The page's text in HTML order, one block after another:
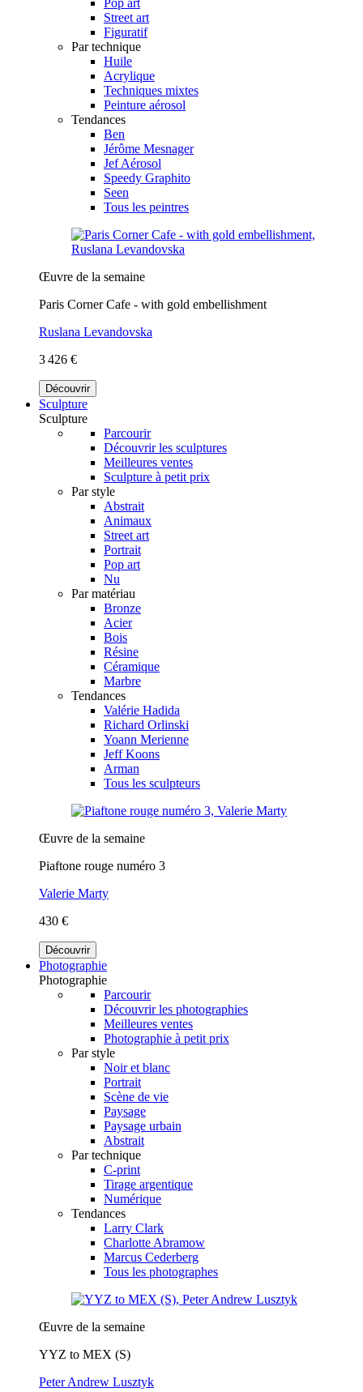
Street art
Figuratif
Par technique
Huile
Acrylique
Techniques mixtes
Peinture aérosol
Tendances
Ben
Jérôme Mesnager
Jef Aérosol
Speedy Graphito
Seen
Tous les peintres
Œuvre de la semaine
Paris Corner Cafe - with gold embellishment
Ruslana Levandovska
3 426 €
Découvrir
Sculpture
Sculpture
Parcourir
Découvrir les sculptures
Meilleures ventes
Sculpture à petit prix
Par style
Abstrait
Animaux
Street art
Portrait
Pop art
Nu
Par matériau
Bronze
Acier
Bois
Résine
Céramique
Marbre
Tendances
Valérie Hadida
Richard Orlinski
Yoann Merienne
Jeff Koons
Arman
Tous les sculpteurs
Œuvre de la semaine
Piaftone rouge numéro 3
Valerie Marty
430 €
Découvrir
Photographie
Photographie
Parcourir
Découvrir les photographies
Meilleures ventes
Photographie à petit prix
Par style
Noir et blanc
Portrait
Scène de vie
Paysage
Paysage urbain
Abstrait
Par technique
C-print
Tirage argentique
Numérique
Tendances
Larry Clark
Charlotte Abramow
Marcus Cederberg
Tous les photographes
Œuvre de la semaine
YYZ to MEX (S)
Peter Andrew Lusztyk